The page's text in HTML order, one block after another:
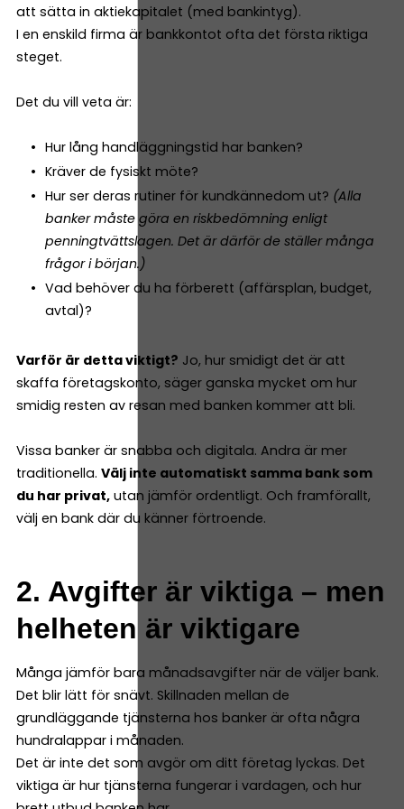
att sätta in aktiekapitalet (med bankintyg).
I en enskild firma är bankkontot ofta det första riktiga
steget.
Det du vill veta är:
Hur lång handläggningstid har banken?
Kräver de fysiskt möte?
Hur ser deras rutiner för kundkännedom ut? (Alla
banker måste göra en riskbedömning enligt
penningtvättslagen. Det är därför de ställer många
frågor i början.)
Vad behöver du ha förberett (affärsplan, budget,
avtal)?
Varför är detta viktigt? Jo, hur smidigt det är att
skaffa företagskonto, säger ganska mycket om hur
smidig resten av resan med banken kommer att bli.
Vissa banker är snabba och digitala. Andra är mer
traditionella. Välj inte automatiskt samma bank som
du har privat, utan jämför ordentligt. Och framförallt,
välj en bank där du känner förtroende.
2. Avgifter är viktiga – men
helheten är viktigare
Många jämför bara månadsavgifter när de väljer bank.
Det blir lätt för snävt. Skillnaden mellan de
grundläggande tjänsterna hos banker är ofta några
hundralappar i månaden.
Det är inte det som avgör om ditt företag lyckas. Det
viktiga är hur tjänsterna fungerar i vardagen, och hur